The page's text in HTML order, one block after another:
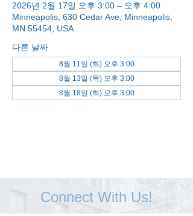
2026년 2월 17일 오후 3:00 – 오후 4:00
Minneapolis, 630 Cedar Ave, Minneapolis,
MN 55454, USA
다른 날짜
8월 11일 (화) 오후 3:00
8월 13일 (목) 오후 3:00
8월 18일 (화) 오후 3:00
Connect With Us!